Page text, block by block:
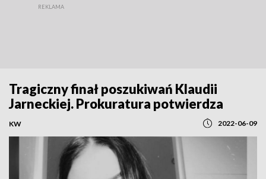
Tragiczny finał poszukiwań Klaudii
Jarneckiej. Prokuratura potwierdza
KW 2022-06-09